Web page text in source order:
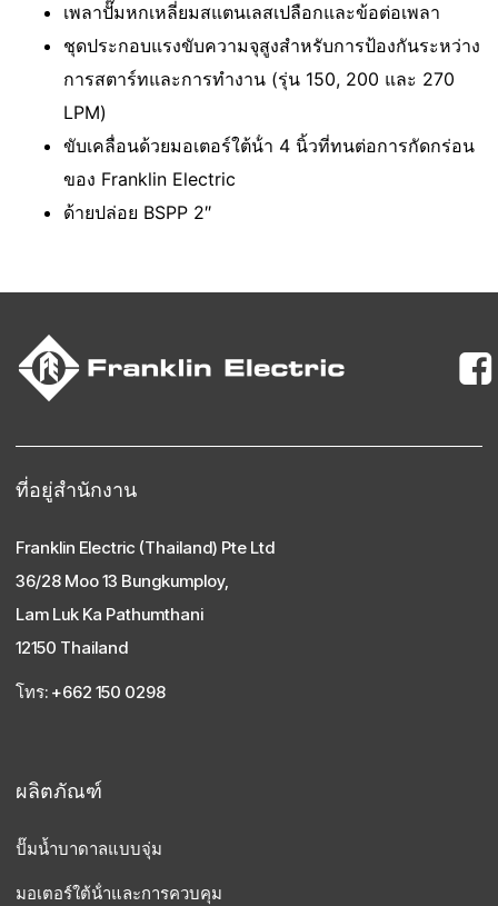
เพลาปั๊มหกเหลี่ยมสแตนเลสเปลือกและข้อต่อเพลา
ชุดประกอบแรงขับความจุสูงสําหรับการป้องกันระหว่าง
การสตาร์ทและการทํางาน (รุ่น 150, 200 และ 270
LPM)
ขับเคลื่อนด้วยมอเตอร์ใต้น้ํา 4 นิ้วที่ทนต่อการกัดกร่อน
ของ Franklin Electric
ด้ายปล่อย BSPP 2″
ที่อยู่สํานักงาน
Franklin Electric (Thailand) Pte Ltd
36/28 Moo 13 Bungkumploy,
Lam Luk Ka Pathumthani
12150 Thailand
โทร: +662 150 0298
ผลิตภัณฑ์
ปั๊มน้ำบาดาลแบบจุ่ม
มอเตอร์ใต้น้ําและการควบคุม